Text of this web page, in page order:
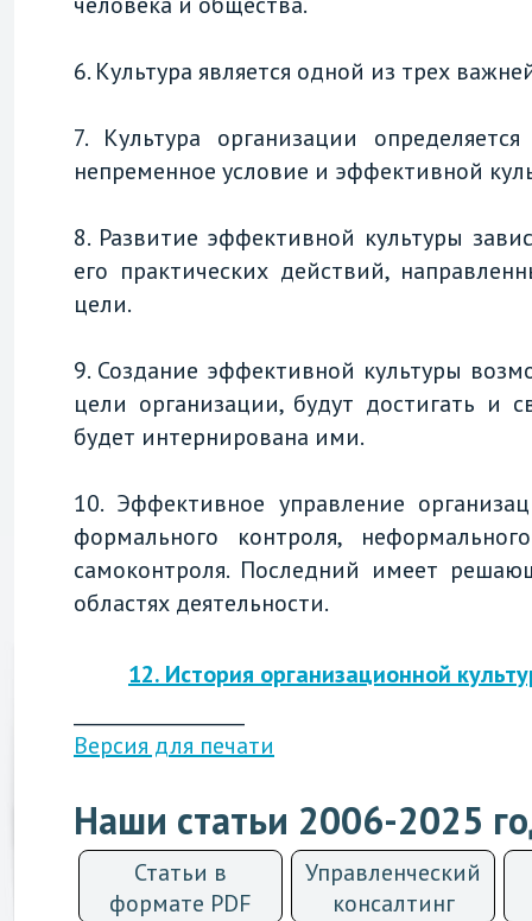
6. Культура является одной из трех
7. Культура организации
непременное условие и эффективной
8. Развитие эффективной культуры
его практических действий,
цели.
9. Создание эффективной культуры
цели организации, будут достигать и
будет интернирована ими.
10. Эффективное управление
формального контроля,
самоконтроля. Последний имеет
областях деятельности.
12. История организационной
Версия для печати
Наши статьи 2006-2025
Статьи в
формате PDF
Управленческий
консалтинг